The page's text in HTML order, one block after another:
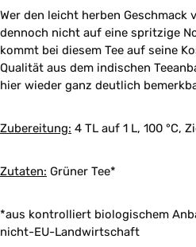
Wer den leicht herben Geschmack
dennoch nicht auf eine spritzige
kommt bei diesem Tee auf seine
Qualität aus dem indischen
hier wieder ganz deutlich
Zubereitung: 4 TL auf 1 L, 100 °C,
Zutaten: Grüner Tee*
*aus kontrolliert biologischem
nicht-EU-Landwirtschaft